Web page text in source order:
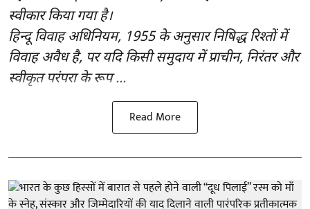
स्वीकार किया गया है।
हिन्दू विवाह अधिनियम, 1955 के अनुसार निषिद्ध रिश्तों में
विवाह अवैध है, पर यदि किसी समुदाय में प्राचीन, निरंतर और
स्वीकृत परंपरा के रूप ...
Read More